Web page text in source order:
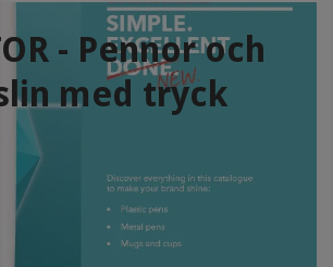
- Pennor och
med tryck